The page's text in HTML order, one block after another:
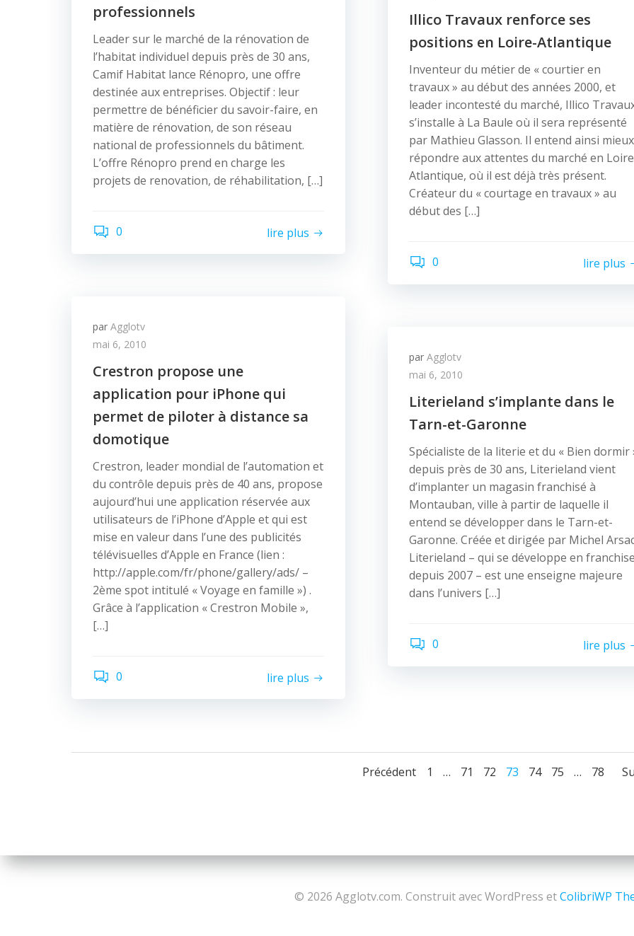
professionnels
Leader sur le marché de la rénovation de
l’habitat individuel depuis près de 30 ans,
Camif Habitat lance Rénopro, une offre
destinée aux entreprises. Objectif : leur
permettre de bénéficier du savoir-faire, en
matière de rénovation, de son réseau
national de professionnels du bâtiment.
L’offre Rénopro prend en charge les
projets de renovation, de réhabilitation, […]
0 lire plus
Illico Travaux renforce ses
positions en Loire-Atlantique
Inventeur du métier de « courtier en
travaux » au début des années 2000, et
leader incontesté du marché, Illico
s’installe à La Baule où il sera représenté
par Mathieu Glasson. Il entend ainsi mieux
répondre aux attentes du marché en
Atlantique, où il est déjà très présent.
Créateur du « courtage en travaux » au
début des […]
0 lire plus
par Agglotv
mai 6, 2010
Crestron propose une
application pour iPhone qui
permet de piloter à distance sa
domotique
Crestron, leader mondial de l’automation et
du contrôle depuis près de 40 ans, propose
aujourd’hui une application réservée aux
utilisateurs de l’iPhone d’Apple et qui est
mise en valeur dans l’une des publicités
télévisuelles d’Apple en France (lien :
http://apple.com/fr/phone/gallery/ads/ –
2ème spot intitulé « Voyage en famille ») .
Grâce à l’application « Crestron Mobile »,
[…]
0 lire plus
par Agglotv
mai 6, 2010
Literieland s’implante dans le
Tarn-et-Garonne
Spécialiste de la literie et du « Bien dormir
depuis près de 30 ans, Literieland vient
d’implanter un magasin franchisé à
Montauban, ville à partir de laquelle il
entend se développer dans le Tarn-et-
Garonne. Créée et dirigée par Michel
Literieland – qui se développe en
depuis 2007 – est une enseigne majeure
dans l’univers […]
0 lire plus
Navigation
articles
Précédent
Navigation
articles
Page
1 … Page
71 Page
72 Page
73 Page
74 Page
75 … Page
78
© 2026 Agglotv.com. Construit avec WordPress etColibriWP